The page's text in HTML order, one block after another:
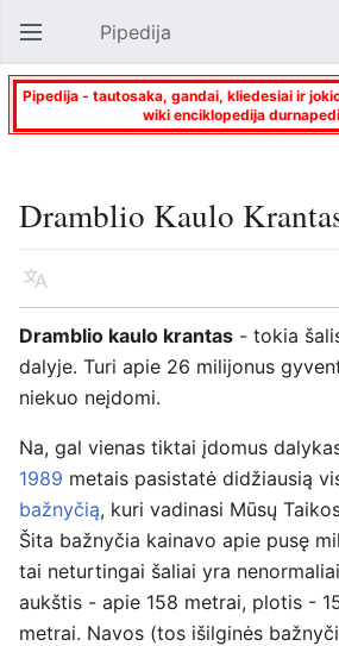
Atverti pagrindinį meniu Pipedija
Pipedija - tautosaka, gandai, kliedesiai ir
wiki enciklopedija
Dramblio Kaulo
Kalba
Dramblio kaulo krantas - tokia
dalyje. Turi apie 26 milijonus
niekuo neįdomi.
Na, gal vienas tiktai įdomus
1989 metais pasistatė didžiausią
bažnyčią, kuri vadinasi Mūsų
Šita bažnyčia kainavo apie pusę
tai neturtingai šaliai yra
aukštis - apie 158 metrai, plotis -
metrai. Navos (tos išilginės